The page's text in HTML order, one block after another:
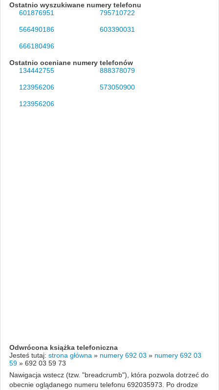
Ostatnio wyszukiwane numery telefonu
601876951
795710722
566490186 603390031
666180496
Ostatnio oceniane numery telefonów
134442755
888378079
123956206 573050900
123956206
Odwrócona książka telefoniczna
Jesteś tutaj: strona główna » numery 692 03 » numery 692 03
59 » 692 03 59 73
Nawigacja wstecz (tzw. "breadcrumb"), która pozwola dotrzeć do
obecnie oglądanego numeru telefonu 692035973. Po drodze